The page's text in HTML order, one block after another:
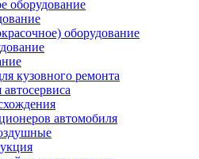
оборудование
оборудование
кузовного ремонта
автомобиля